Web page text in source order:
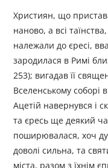
Християн, що
наново, а всі
належали до єресі,
зародилася в Римі
253); вигадав її
Вселенському соборі
Ацетій навернувся і
та єресь ще деякий
поширювалася, хоч
доволі сильна, та
міста, разом з їхнім